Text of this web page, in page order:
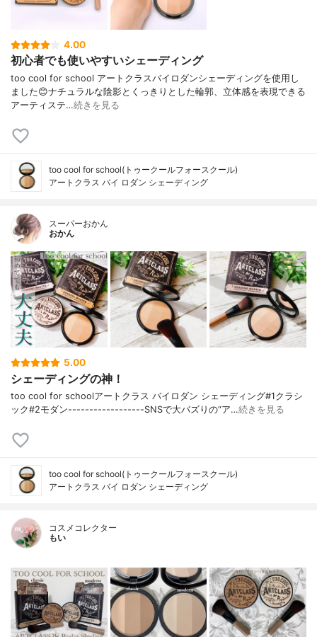
4.00
初心者でも使いやすいシェーディング
too cool for school アートクラスバイロダンシェーディングを使用し
ました😊ナチュラルな陰影とくっきりとした輪郭、立体感を表現できる
アーティステ…続きを見る
too cool for school(トゥークールフォースクール)
アートクラス バイ ロダン シェーディング
スーパーおかん
おかん
5.00
シェーディングの神！
too cool for schoolアートクラス バイロダン シェーディング#1クラシ
ック#2モダン------------------SNSで大バズりの“ア…続きを見る
too cool for school(トゥークールフォースクール)
アートクラス バイ ロダン シェーディング
コスメコレクター
もい